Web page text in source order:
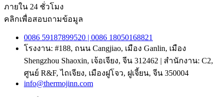
ภายใน 24 ชั่วโมง
คลิกเพื่อสอบถามข้อมูล
0086 59187899520 | 0086 18050168821
โรงงาน: #188, ถนน Cangjiao, เมือง Ganlin, เมือง
Shengzhou Shaoxin, เจ้อเจียง, จีน 312462 | สำนักงาน: C2,
ศูนย์ R&F, ไถเจียง, เมืองฝูโจว, ฝูเจี้ยน, จีน 350004
info@thermojinn.com